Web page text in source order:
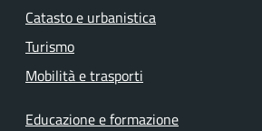
Catasto e urbanistica
Turismo
Mobilità e trasporti
Educazione e formazione